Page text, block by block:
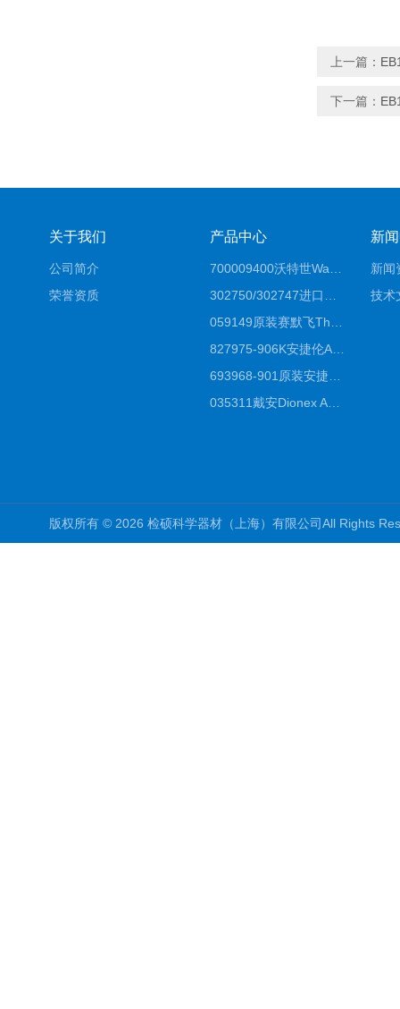
上一篇：
下一篇：
关于我们
公司简介
荣誉资质
产品中心
827975-906K安捷伦Agilent原装ZORBAX液相色谱柱*
035311戴安Dionex AS4分析柱阴离子交换色谱柱厂家
新
新闻
技术
版权所有 © 2026 检硕科学器材（上海）有限公司All Rights